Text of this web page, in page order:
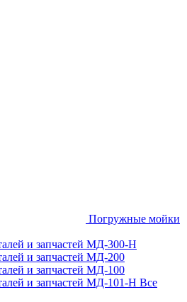
Погружные мойки
и запчастей МД-300-H
и запчастей МД-200
и запчастей МД-100
и запчастей МД-101-Н Все